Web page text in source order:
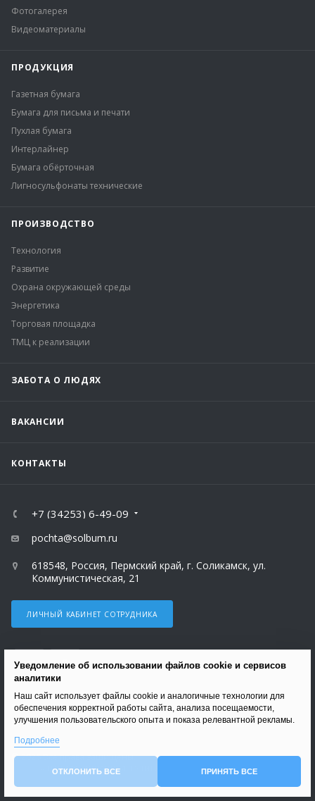
Фотогалерея
Видеоматериалы
ПРОДУКЦИЯ
Газетная бумага
Бумага для письма и печати
Пухлая бумага
Интерлайнер
Бумага обёрточная
Лигносульфонаты технические
ПРОИЗВОДСТВО
Технология
Развитие
Охрана окружающей среды
Энергетика
Торговая площадка
ТМЦ к реализации
ЗАБОТА О ЛЮДЯХ
ВАКАНСИИ
КОНТАКТЫ
+7 (34253) 6-49-09
pochta@solbum.ru
618548, Россия, Пермский край, г. Соликамск, ул.
Коммунистическая, 21
ЛИЧНЫЙ КАБИНЕТ СОТРУДНИКА
ВЕРСИЯ ДЛЯ ПЕЧАТИ
ПОЛИТИКА В ОТНОШЕНИИ ОБРАБОТКИ ПЕРСОНАЛЬНЫХ ДАННЫХ
© 2026 Все права защищены.
АНТИКОРРУПЦИОННАЯ ПОЛИТИКА АО «СОЛИКАМСКБУМПРОМ»
Уведомление об использовании файлов cookie и сервисов
аналитики
Наш сайт использует файлы cookie и аналогичные технологии для
обеспечения корректной работы сайта, анализа посещаемости,
улучшения пользовательского опыта и показа релевантной рекламы.
Подробнее
ОТКЛОНИТЬ ВСЕ ПРИНЯТЬ ВСЕ